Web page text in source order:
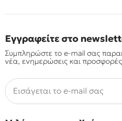
Εγγραφείτε στο
Συμπληρώστε το e-mail σας
νέα, ενημερώσεις και προσφορές